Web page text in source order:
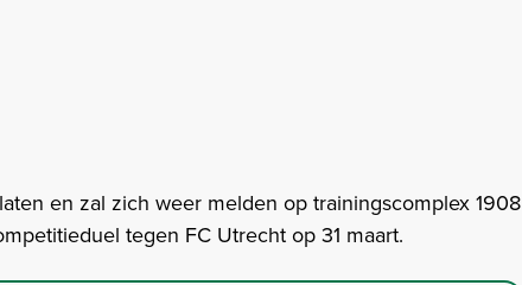
en zal zich weer melden op trainingscomplex 1908
tegen FC Utrecht op 31 maart.